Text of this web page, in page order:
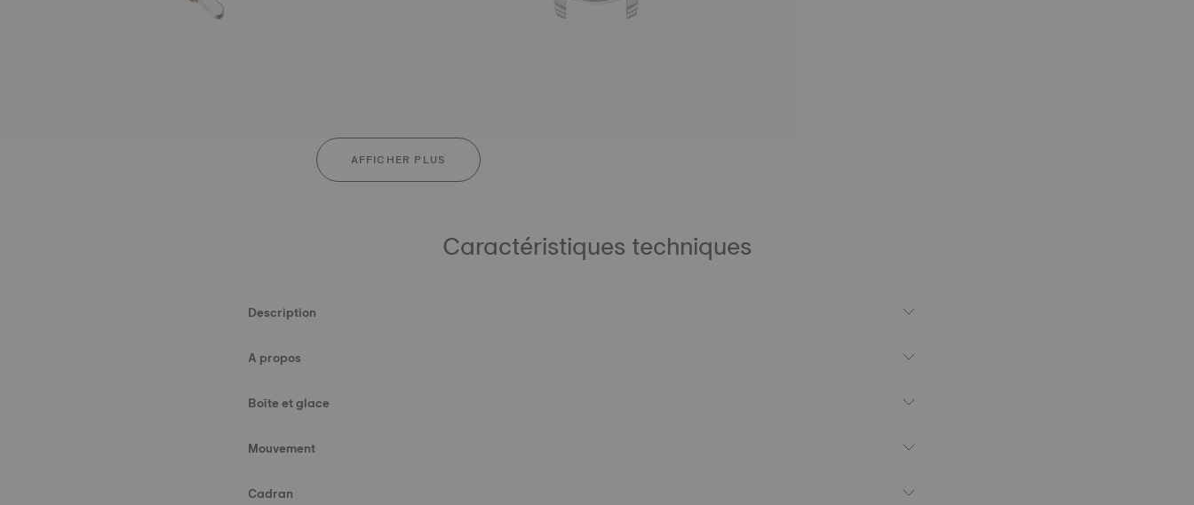
AFFICHER PLUS
Caractéristiques techniques
Description
A propos
Boîte et glace
Mouvement
Cadran